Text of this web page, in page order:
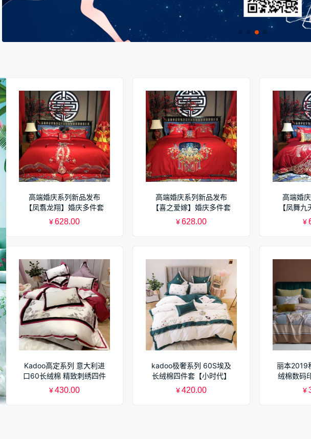
高端婚庆系列新品发布
【凤翥龙翔】婚庆多件套
¥628.00
高端婚庆系列新品发布
【喜之爱嫁】婚庆多件套
¥628.00
高端婚
【凤舞
¥
Kadoo高定系列 意大利进
口60长绒棉 精致刺绣四件
套
¥430.00
kadoo极奢系列 60S埃及
长绒棉四件套【小时代】
¥420.00
丽本2019
绒棉数码
叶¥